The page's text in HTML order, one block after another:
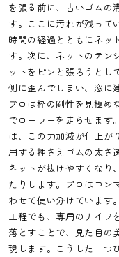
を張る前に、古いゴムの
す。ここに汚れが残って
時間の経過とともにネッ
す。次に、ネットのテン
ットをピンと張ろうとし
側に歪んでしまい、窓に
プロは枠の剛性を見極め
でローラーを走らせます
は、この力加減が仕上が
用する押さえゴムの太さ
ネットが抜けやすくなり
たりします。プロはコン
わせて使い分けています
工程でも、専用のナイフ
落とすことで、見た目の
現します。こうした一つ